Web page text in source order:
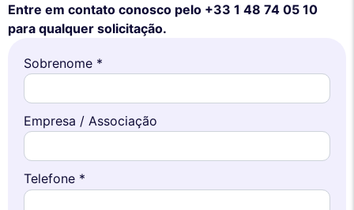
Entre em contato conosco pelo +33 1 48 74 05 10
para qualquer solicitação.
Sobrenome *
Empresa / Associação
Telefone *